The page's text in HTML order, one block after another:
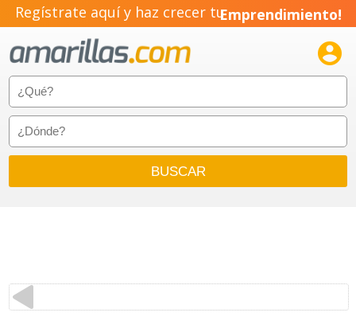
Regístrate aquí y haz crecer tuEmprendimiento!
